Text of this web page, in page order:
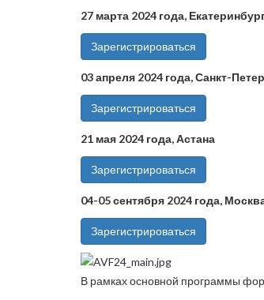
27 марта 2024 года,
Зарегистрироваться
03 апреля 2024 года, Санкт-
Зарегистрироваться
21 мая 2024 года, Астана
Зарегистрироваться
04-05 сентября 2024 года,
Зарегистрироваться
В рамках основной программы